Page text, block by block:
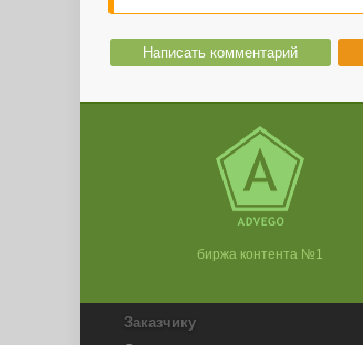
Написать комментарий
биржа контента №1
Заказчику